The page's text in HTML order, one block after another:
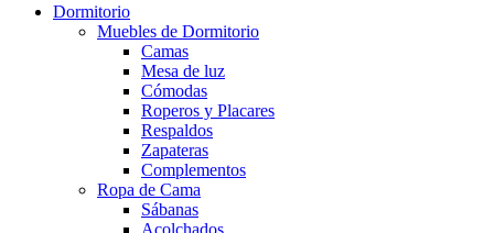
Dormitorio
Muebles de Dormitorio
Camas
Mesa de luz
Cómodas
Roperos y Placares
Respaldos
Zapateras
Complementos
Ropa de Cama
Sábanas
Acolchados